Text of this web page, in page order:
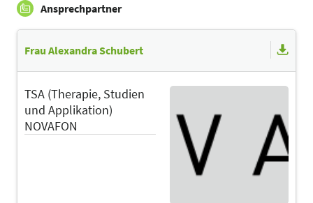
Ansprechpartner
Frau Alexandra Schubert
TSA (Therapie, Studien
und Applikation)
NOVAFON